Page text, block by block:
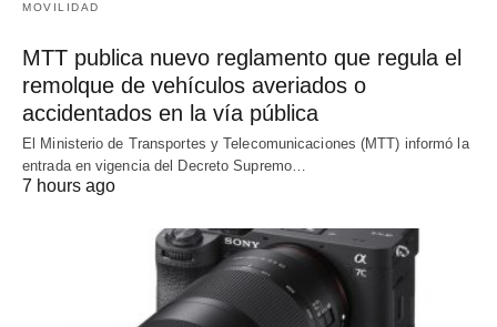
MOVILIDAD
MTT publica nuevo reglamento que regula el
remolque de vehículos averiados o
accidentados en la vía pública
El Ministerio de Transportes y Telecomunicaciones (MTT) informó la
entrada en vigencia del Decreto Supremo…
7 hours ago